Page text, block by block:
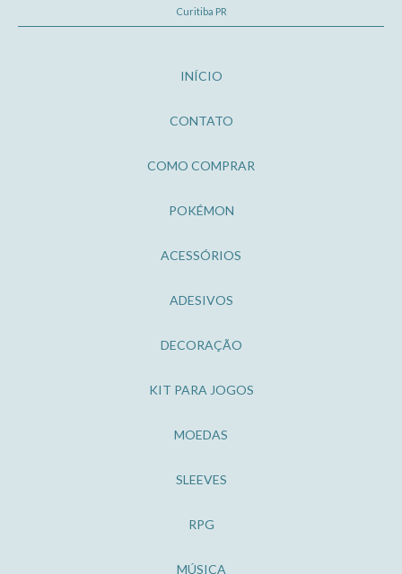
Curitiba PR
INÍCIO
CONTATO
COMO COMPRAR
POKÉMON
ACESSÓRIOS
ADESIVOS
DECORAÇÃO
KIT PARA JOGOS
MOEDAS
SLEEVES
RPG
MÚSICA